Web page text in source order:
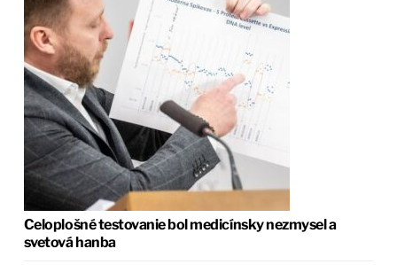
Celoplošné testovanie bol medicínsky nezmysel a
svetová hanba